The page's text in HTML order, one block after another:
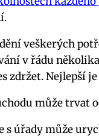
veškerých
v řádu
zdržet. Nejlepší
může trvat
s úřady může